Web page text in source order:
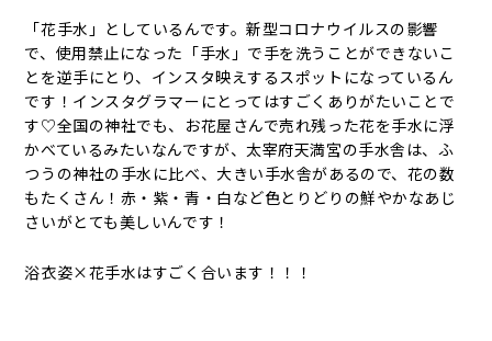
「花手水」としているんです。新型コロナウイルスの影響
で、使用禁止になった「手水」で手を洗うことができないこ
とを逆手にとり、インスタ映えするスポットになっているん
です！インスタグラマーにとってはすごくありがたいことで
す♡全国の神社でも、お花屋さんで売れ残った花を手水に浮
かべているみたいなんですが、太宰府天満宮の手水舎は、ふ
つうの神社の手水に比べ、大きい手水舎があるので、花の数
もたくさん！赤・紫・青・白など色とりどりの鮮やかなあじ
さいがとても美しいんです！
浴衣姿×花手水はすごく合います！！！